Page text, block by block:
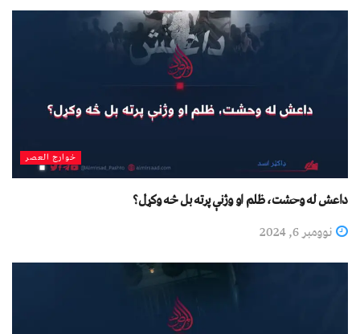
خوارج العصر
داعش له وحشت، ظلم او وژنې پرته بل څه وکړل؟
نوومبر 6, 2024